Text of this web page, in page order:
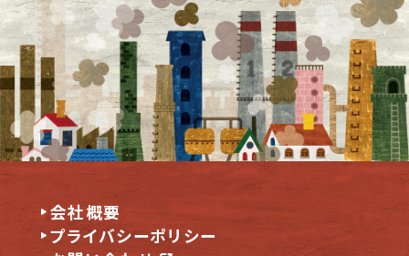
会社概要
プライバシーポリシー